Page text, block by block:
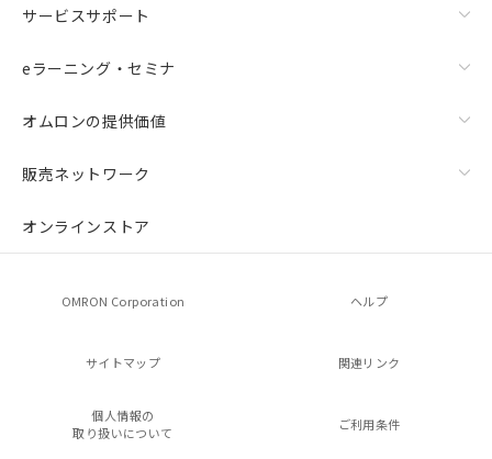
サービスサポート
eラーニング・セミナ
オムロンの提供価値
販売ネットワーク
オンラインストア
OMRON Corporation ヘルプ
サイトマップ 関連リンク
個人情報の
取り扱いについて
ご利用条件